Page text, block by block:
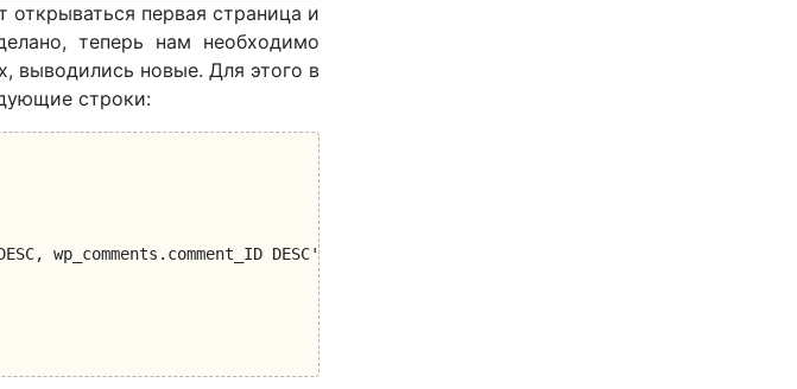
первая страница и
теперь нам необходимо
выводились новые. Для этого в
строки: